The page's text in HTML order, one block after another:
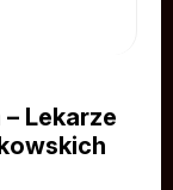
Lekarze